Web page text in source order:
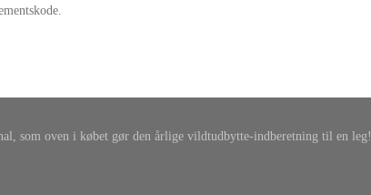
som oven i købet gør den årlige vildtudbytte-indberetning til en leg!